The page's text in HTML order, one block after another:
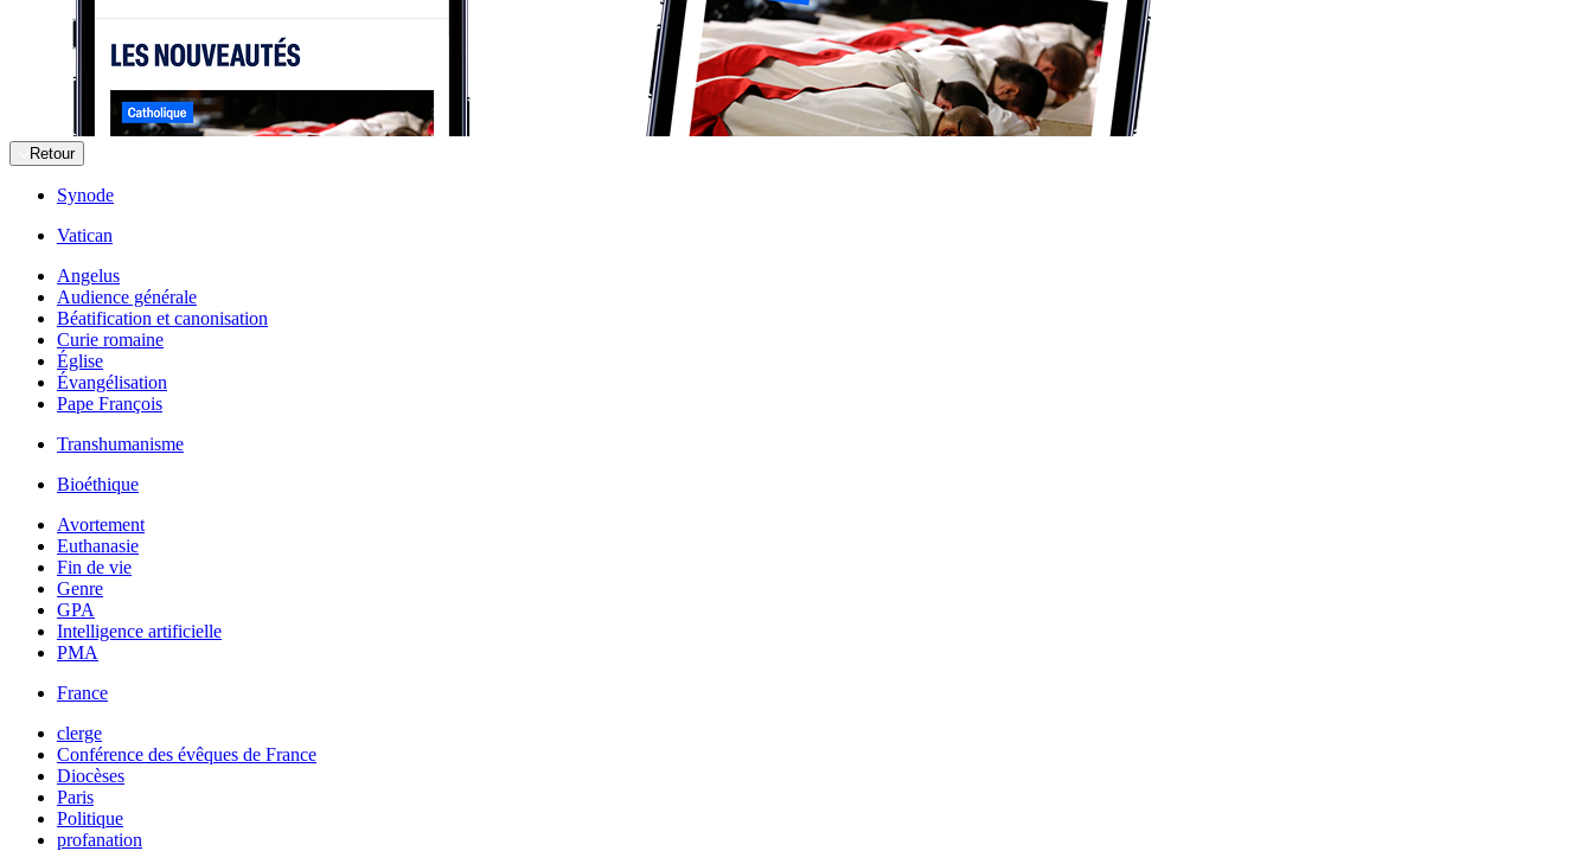
Retour
Synode
Vatican
Angelus
Audience générale
Béatification et canonisation
Curie romaine
Église
Évangélisation
Pape François
Transhumanisme
Bioéthique
Avortement
Euthanasie
Fin de vie
Genre
GPA
Intelligence artificielle
PMA
France
clerge
Conférence des évêques de France
Diocèses
Paris
Politique
profanation